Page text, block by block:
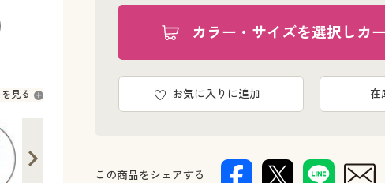
見る
カラー・サイズを選択しカ
お気に入りに追加 在
この商品をシェアする